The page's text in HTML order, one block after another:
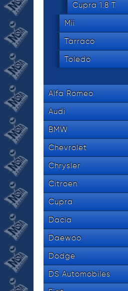
Cupra 1.8 T
Mii
Tarraco
Toledo
Alfa Romeo
Audi
BMW
Chevrolet
Chrysler
Citroen
Cupra
Dacia
Daewoo
Dodge
DS Automobiles